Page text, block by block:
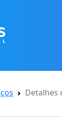
Detalhes